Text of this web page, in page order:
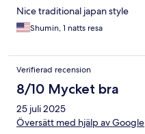
Nice traditional japan style
Shumin, 1 natts resa
Verifierad recension
8/10 Mycket bra
25 juli 2025
Översätt med hjälp av Google